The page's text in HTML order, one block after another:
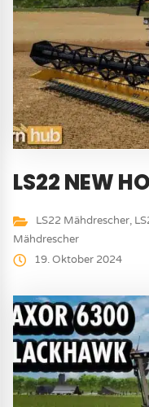
LS22 NEW
LS22 Mähdrescher,
Mähdrescher
19. Oktober 2024